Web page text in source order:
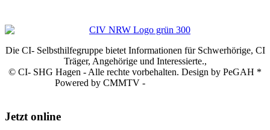
Die CI- Selbsthilfegruppe bietet Informationen für Schwerhörige, CI
Träger, Angehörige und Interessierte.,
© CI- SHG Hagen - Alle rechte vorbehalten. Design by PeGAH *
Powered by CMMTV -
Jetzt online